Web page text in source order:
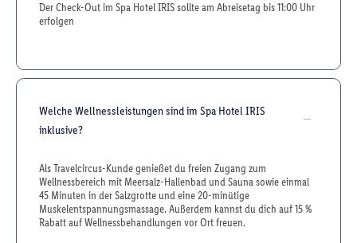
Der Check-Out im Spa Hotel IRIS sollte am Abreisetag bis 11:00 Uhr
erfolgen
Welche Wellnessleistungen sind im Spa Hotel IRIS
inklusive?
Als Travelcircus-Kunde genießet du freien Zugang zum
Wellnessbereich mit Meersalz-Hallenbad und Sauna sowie einmal
45 Minuten in der Salzgrotte und eine 20-minütige
Muskelentspannungsmassage. Außerdem kannst du dich auf 15 %
Rabatt auf Wellnessbehandlungen vor Ort freuen.